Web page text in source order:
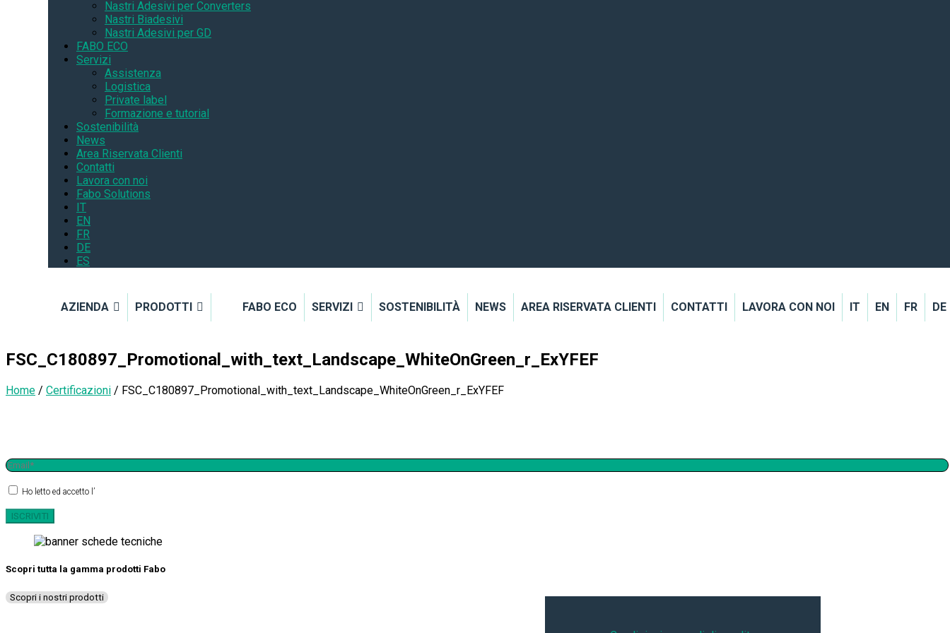
Nastri Adesivi per Converters
Nastri Biadesivi
Nastri Adesivi per GD
FABO ECO
Servizi
Assistenza
Logistica
Private label
Formazione e tutorial
Sostenibilità
News
Area Riservata Clienti
Contatti
Lavora con noi
Fabo Solutions
IT
EN
FR
DE
ES
AZIENDA PRODOTTI FABO ECO SERVIZI SOSTENIBILITÀ NEWS AREA RISERVATA CLIENTI CONTATTI LAVORA CON NOI IT EN FR DE
FSC_C180897_Promotional_with_text_Landscape_WhiteOnGreen_r_ExYFEF
Home / Certificazioni / FSC_C180897_Promotional_with_text_Landscape_WhiteOnGreen_r_ExYFEF
Ho letto ed accetto l’
Scopri tutta la gamma prodotti Fabo
Scopri i nostri prodotti